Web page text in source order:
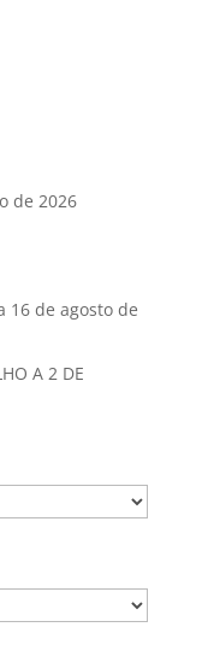
de 2026
16 de agosto de
A 2 DE